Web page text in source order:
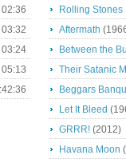
02:36
03:32
03:24
05:13
Rolling Stones
Aftermath
Between the
Their Satanic
Beggars
Let It Bleed
GRRR! (2012)
Havana Moon